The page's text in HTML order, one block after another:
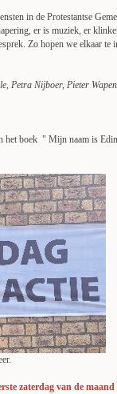
in de Protestantse
er is muziek, er
Zo hopen we elkaar te
Petra Nijboer, Pieter
het boek " Mijn naam is
zaterdag van de